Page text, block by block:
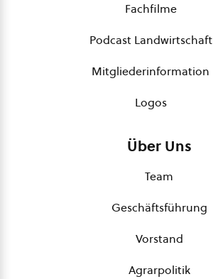
Fachfilme
Podcast Landwirtschaft
Mitgliederinformation
Logos
Über Uns
Team
Geschäftsführung
Vorstand
Agrarpolitik